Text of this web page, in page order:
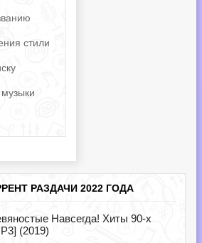
стили
РАЗДАЧИ 2022 ГОДА
Навсегда! Хиты 90-х
(2019)